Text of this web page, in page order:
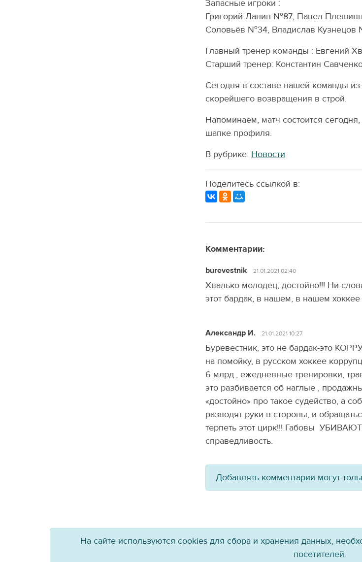
Запасные игроки :
Григорий Лапин №8️7️, Павел
Соловьёв №3️4️, Владислав
Главный тренер команды : Евгений
Старший тренер: Константин
Сегодня в составе нашей команды
скорейшего возвращения в строй.
Напоминаем, матч состоится
шапке профиля.
В рубрике: Новости
Поделитесь ссылкой в:
Комментарии:
burevestnik 21.01.2021 02:40
Хвалько молодец, достойно!!! Ни
этот бардак, в нашем, в нашем
Александр И. 21.01.2021 10:27
Буревестник, это не бардак-это
на помойку, в русском хоккее
6 млрд., ежедневные тренировки,
это разбивается об наглые ,
«достойно» про такое судейство, а
разводят руки в стороны, и
терпеть этот цирк!!! Габовы
справедливость.
Добавлять комментарии могут
На сайте используются cookies для сбора и хранения данных,
посетителей.